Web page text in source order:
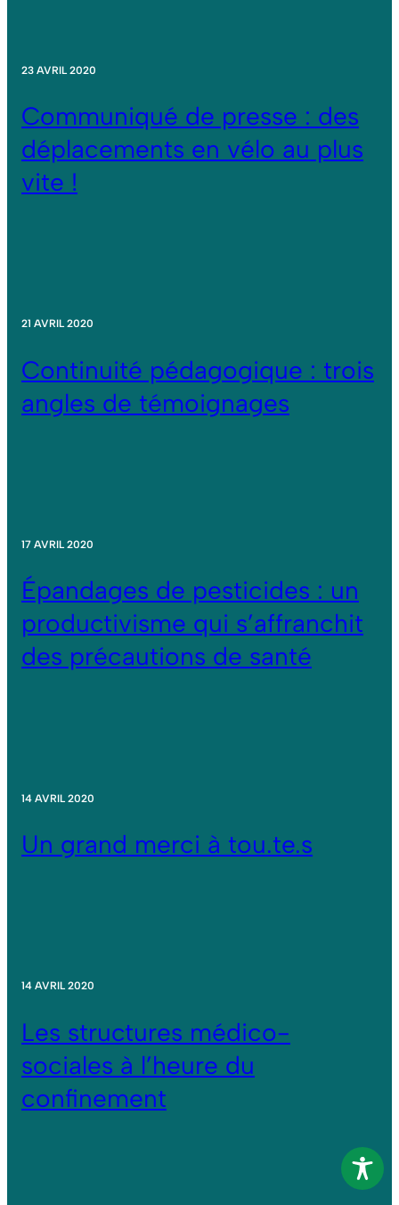
23 AVRIL 2020
Communiqué de presse : des
déplacements en vélo au plus
vite !
21 AVRIL 2020
Continuité pédagogique : trois
angles de témoignages
17 AVRIL 2020
Épandages de pesticides : un
productivisme qui s’affranchit
des précautions de santé
14 AVRIL 2020
Un grand merci à tou.te.s
14 AVRIL 2020
Les structures médico-
sociales à l’heure du
confinement